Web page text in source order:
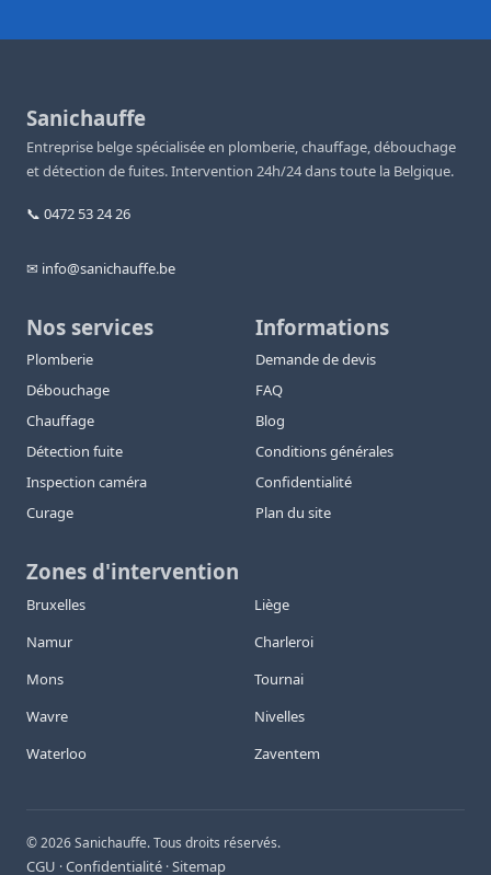
Sanichauffe
Entreprise belge spécialisée en plomberie, chauffage, débouchage
et détection de fuites. Intervention 24h/24 dans toute la Belgique.
📞 0472 53 24 26
✉ info@sanichauffe.be
Nos services
Plomberie
Débouchage
Chauffage
Détection fuite
Inspection caméra
Curage
Informations
Demande de devis
FAQ
Blog
Conditions générales
Confidentialité
Plan du site
Zones d'intervention
Bruxelles
Liège
Namur
Charleroi
Mons
Tournai
Wavre
Nivelles
Waterloo
Zaventem
©2026Sanichauffe. Tous droits réservés.
CGU ·Confidentialité ·Sitemap